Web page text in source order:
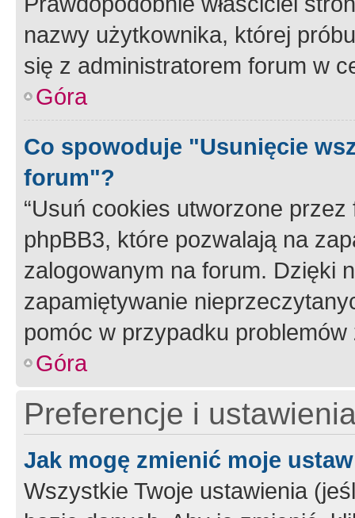
nazwy użytkownika, której
się z administratorem forum w
Góra
Co spowoduje "Usunięcie
forum"?
“Usuń cookies utworzone
phpBB3, które pozwalają na
zalogowanym na forum. Dzięki
zapamiętywanie
pomóc w przypadku
Góra
Preferencje i
Jak mogę zmienić moje
Wszystkie Twoje ustawienia